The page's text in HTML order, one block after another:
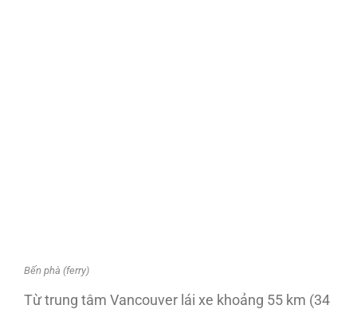
Bến phà (ferry)
Từ trung tâm Vancouver lái xe khoảng 55 km (34